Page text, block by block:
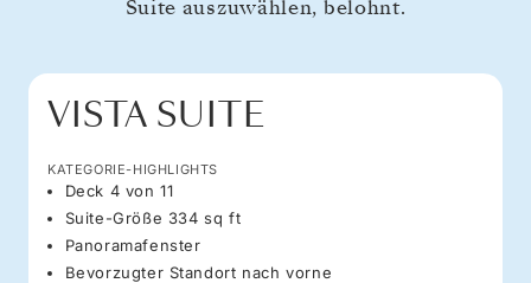
Suite auszuwählen, belohnt.
VISTA SUITE
KATEGORIE-HIGHLIGHTS
Deck 4 von 11
Suite-Größe 334 sq ft
Panoramafenster
Bevorzugter Standort nach vorne